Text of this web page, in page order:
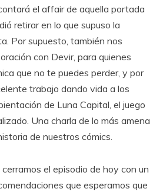
el affair de aquella portada
retirar en lo que supuso la
Por supuesto, también nos
con Devir, para quienes
que no te puedes perder, y por
trabajo dando vida a los
de Luna Capital, el juego
Una charla de lo más amena
de nuestros cómics.
el episodio de hoy con un
que esperamos que